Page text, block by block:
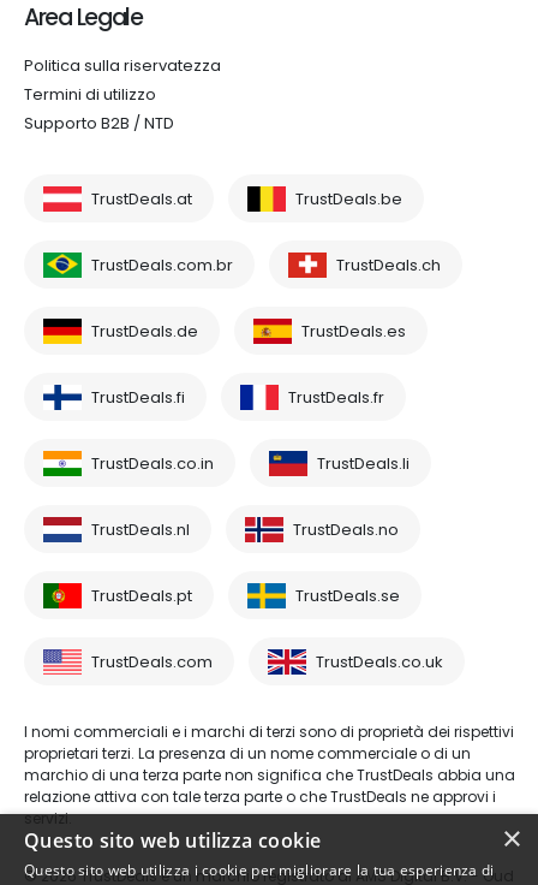
Area Legale
Politica sulla riservatezza
Termini di utilizzo
Supporto B2B / NTD
TrustDeals.at TrustDeals.be
TrustDeals.com.br TrustDeals.ch
TrustDeals.de TrustDeals.es
TrustDeals.fi TrustDeals.fr
TrustDeals.co.in TrustDeals.li
TrustDeals.nl TrustDeals.no
TrustDeals.pt TrustDeals.se
TrustDeals.com TrustDeals.co.uk
I nomi commerciali e i marchi di terzi sono di proprietà dei rispettivi
proprietari terzi. La presenza di un nome commerciale o di un
marchio di una terza parte non significa che TrustDeals abbia una
relazione attiva con tale terza parte o che TrustDeals ne approvi i
servizi.
© 2026 TrustDeals è un marchio registrato di AMS Digital B.V. - Oud
×
Questo sito web utilizza cookie
Questo sito web utilizza i cookie per migliorare la tua esperienza di